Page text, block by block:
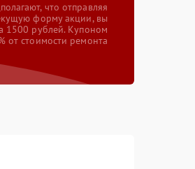
что отправляя
форму акции, вы
1500 рублей. Купоном
от стоимости ремонта